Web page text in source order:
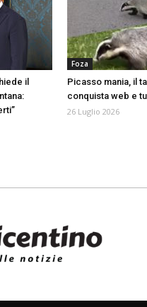
il
Foza
Picasso mania, il
conquista web e
26 Luglio 2026